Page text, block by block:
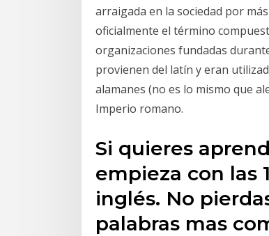
arraigada en la sociedad por
oficialmente el término
organizaciones fundadas
provienen del latín y eran
alamanes (no es lo mismo que
Imperio romano.
Si quieres
empieza con las
inglés. No
palabras mas